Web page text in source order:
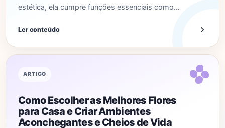
estética, ela cumpre funções essenciais como…
Ler conteúdo
ARTIGO
Como Escolher as Melhores Flores
para Casa e Criar Ambientes
Aconchegantes e Cheios de Vida